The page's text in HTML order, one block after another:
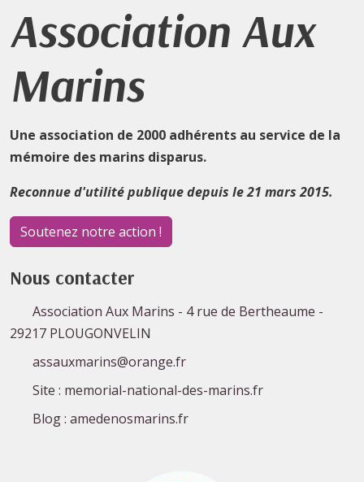
Association Aux
Marins
Une association de 2000 adhérents au service de la
mémoire des marins disparus.
Reconnue d'utilité publique depuis le 21 mars 2015.
Soutenez notre action !
Nous contacter
Association Aux Marins - 4 rue de Bertheaume -
29217 PLOUGONVELIN
assauxmarins@orange.fr
Site : memorial-national-des-marins.fr
Blog : amedenosmarins.fr